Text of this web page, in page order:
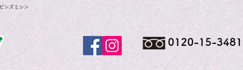
ンズミシン
0120-15-3481